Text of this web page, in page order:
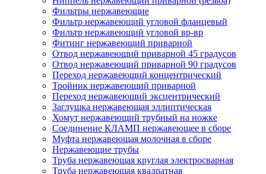
Фильтры нержавеющие
Фильтр нержавеющий угловой фланцевый
Фильтр нержавеющий угловой вр-вр
Фитинг нержавеющий приварной
Отвод нержавеющий приварной 45 градусов
Отвод нержавеющий приварной 90 градусов
Переход нержавеющий концентрический
Тройник нержавеющий приварной
Переход нержавеющий эксцентрический
Заглушка нержавеющая эллиптическая
Хомут нержавеющий трубный на ножке
Соединение КЛАМП нержавеющее в сборе
Муфта нержавеющая молочная в сборе
Нержавеющие трубы
Труба нержавеющая круглая электросварная
Труба нержавеющая квадратная